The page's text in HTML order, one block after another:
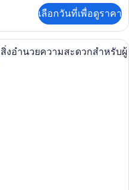
เลือกวันที่เพื่อดูราคา
เครื่องนอนระดับพรีเมียม, ผ้านวมขนเ
สิ่งอำนวยความสะดวกสำหรับผู้